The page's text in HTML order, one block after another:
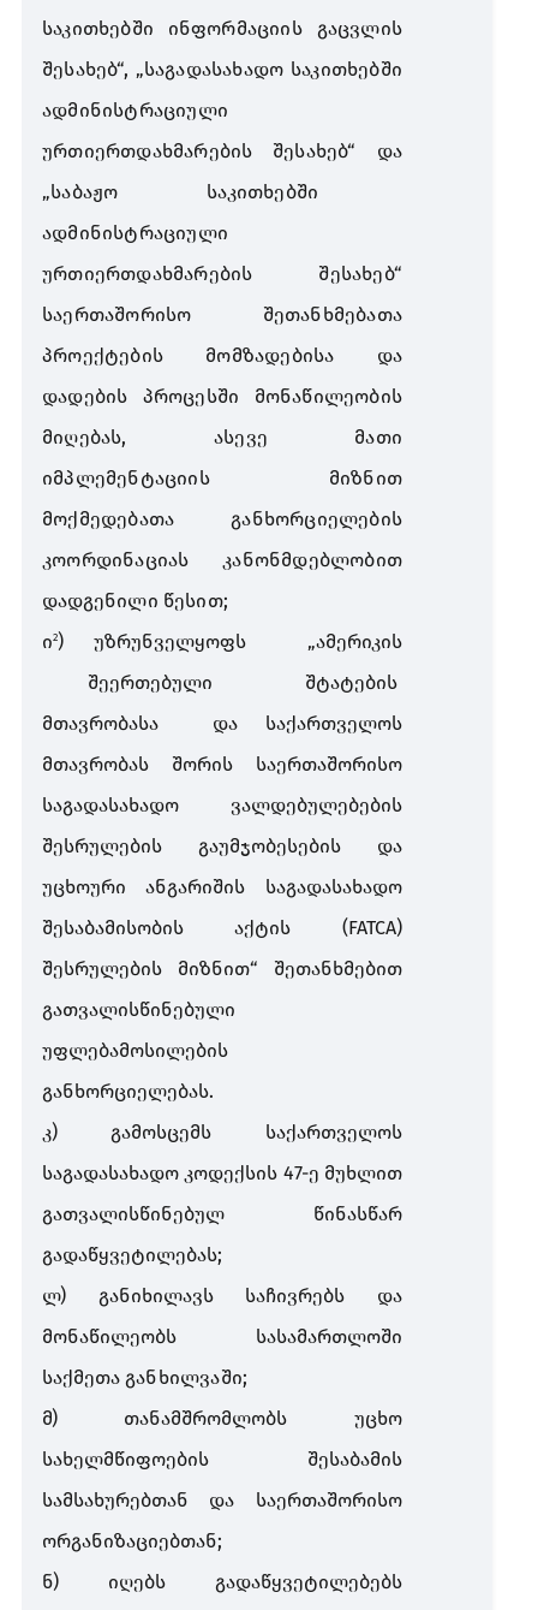
საკითხებში
ინფორმაციის
გაცვლის
შესახებ“, „საგადასახადო საკითხებში
ადმინისტრაციული
ურთიერთდახმარების
შესახებ“ და
„საბაჟო
საკითხებში
ადმინისტრაციული
ურთიერთდახმარების
შესახებ“
საერთაშორისო
შეთანხმებათა
პროექტების
მომზადებისა
და
დადების
პროცესში
მონაწილეობის
მიღებას, ასევე
მათი
იმპლემენტაციის
მიზნით
მოქმედებათა
განხორციელების
კოორდინაციას
კანონმდებლობით
დადგენილი წესით;
ი​2)უზრუნველყოფს „ამერიკის
შეერთებული
შტატების
მთავრობასა
და
საქართველოს
მთავრობას
შორის
საერთაშორისო
საგადასახადო
ვალდებულებების
შესრულების
გაუმჯობესების
და
უცხოური
ანგარიშის
საგადასახადო
შესაბამისობის
აქტის (FATCA)
შესრულების
მიზნით“ შეთანხმებით
გათვალისწინებული
უფლებამოსილების
განხორციელებას.
კ)გამოსცემს
საქართველოს
საგადასახადო კოდექსის 47-ე მუხლით
გათვალისწინებულ
წინასწარ
გადაწყვეტილებას;
ლ) განიხილავს საჩივრებს
და
მონაწილეობს
სასამართლოში
საქმეთა განხილვაში;
მ) თანამშრომლობს
უცხო
სახელმწიფოების
შესაბამის
სამსახურებთან
და
საერთაშორისო
ორგანიზაციებთან;
ნ) იღებს გადაწყვეტილებებს